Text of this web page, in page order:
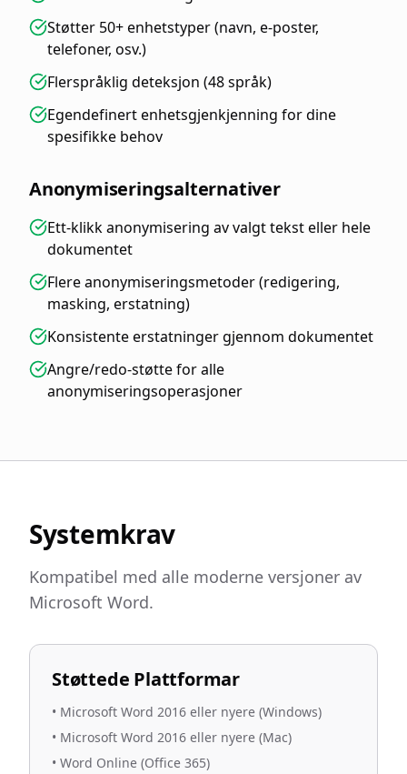
Støtter 50+ enhetstyper (navn, e-poster,
telefoner, osv.)
Flerspråklig deteksjon (48 språk)
Egendefinert enhetsgjenkjenning for dine
spesifikke behov
Anonymiseringsalternativer
Ett-klikk anonymisering av valgt tekst eller hele
dokumentet
Flere anonymiseringsmetoder (redigering,
masking, erstatning)
Konsistente erstatninger gjennom dokumentet
Angre/redo-støtte for alle
anonymiseringsoperasjoner
Systemkrav
Kompatibel med alle moderne versjoner av
Microsoft Word.
Støttede Plattformar
• Microsoft Word 2016 eller nyere (Windows)
• Microsoft Word 2016 eller nyere (Mac)
• Word Online (Office 365)